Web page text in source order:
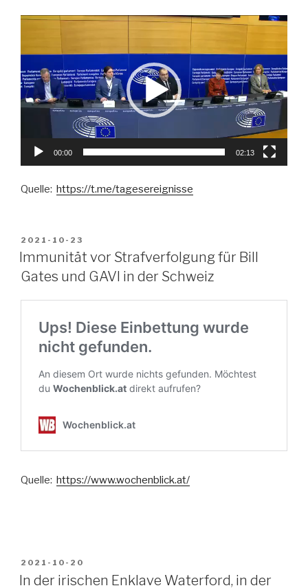
Video-
00:00 02:13
Quelle: https://t.me/tagesereignisse
VERÖFFENTLICHT
AM
2021-10-23
Immunität vor Strafverfolgung für Bill
Gates und GAVI in der Schweiz
Quelle: https://www.wochenblick.at/
VERÖFFENTLICHT
AM
2021-10-20
In der irischen Enklave Waterford, in der